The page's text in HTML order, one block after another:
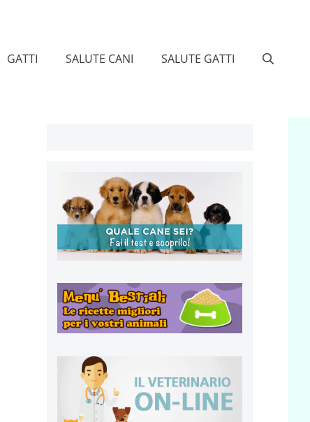
GATTI SALUTE CANI SALUTE GATTI